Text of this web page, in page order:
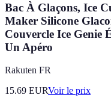
Bac À Glaçons, Ice
Maker Silicone
Couvercle Ice Genie
Un Apéro
Rakuten FR
15.69 EURVoir le prix